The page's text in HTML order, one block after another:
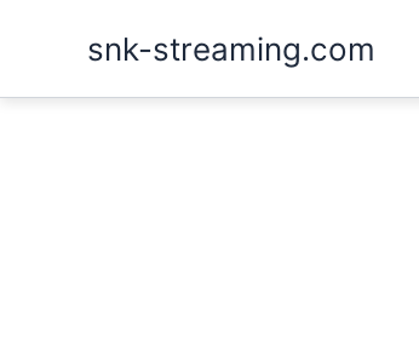
snk-streaming.com